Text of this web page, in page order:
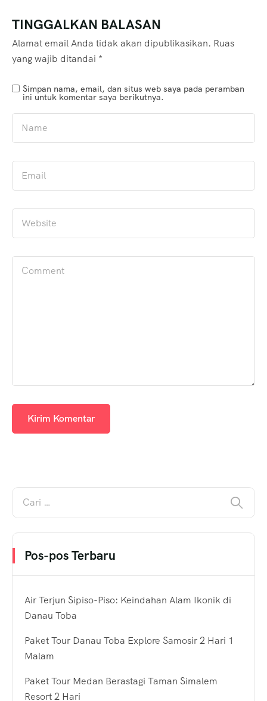
TINGGALKAN BALASAN
Alamat email Anda tidak akan dipublikasikan. Ruas
yang wajib ditandai *
Simpan nama, email, dan situs web saya pada peramban
ini untuk komentar saya berikutnya.
Pos-pos Terbaru
Air Terjun Sipiso-Piso: Keindahan Alam Ikonik di
Danau Toba
Paket Tour Danau Toba Explore Samosir 2 Hari 1
Malam
Paket Tour Medan Berastagi Taman Simalem
Resort 2 Hari